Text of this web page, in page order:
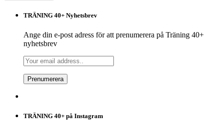
TRÄNING 40+ Nyhetsbrev
Ange din e-post adress för att prenumerera på Träning 40+
nyhetsbrev
TRÄNING 40+ på Instagram